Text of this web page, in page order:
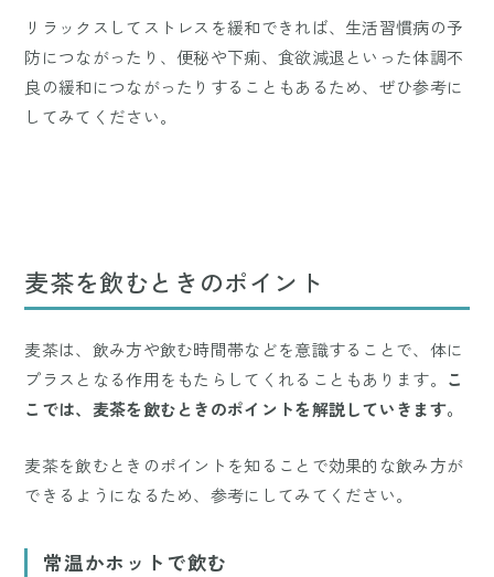
リラックスしてストレスを緩和できれば、生活習慣病の予
防につながったり、便秘や下痢、食欲減退といった体調不
良の緩和につながったりすることもあるため、ぜひ参考に
してみてください。
麦茶を飲むときのポイント
麦茶は、飲み方や飲む時間帯などを意識することで、体に
プラスとなる作用をもたらしてくれることもあります。 こ
こでは、麦茶を飲むときのポイントを解説していきます。
麦茶を飲むときのポイントを知ることで効果的な飲み方が
できるようになるため、参考にしてみてください。
常温かホットで飲む